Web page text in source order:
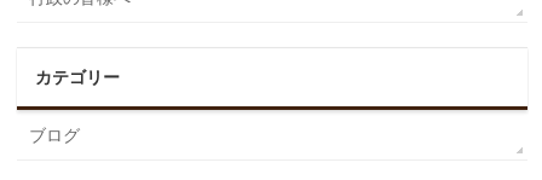
カテゴリー
ブログ